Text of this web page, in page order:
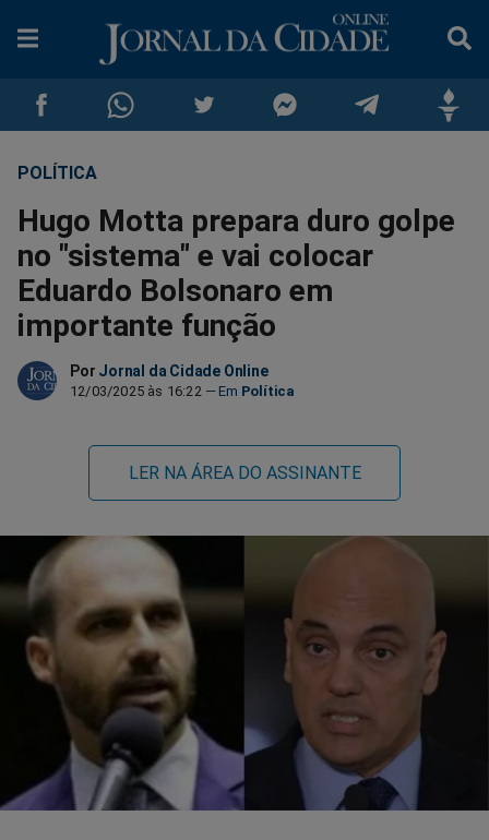
Compartilhar
no
Facebook
Compartilhar
no
Whatsapp
no
Twitter
no
Messenger
no
Telegram
no
POLÍTICA
Hugo Motta prepara duro golpe
no "sistema" e vai colocar
Eduardo Bolsonaro em
importante função
Por Jornal da Cidade Online
12/03/2025 às 16:22 Política
LER NA ÁREA DO ASSINANTE